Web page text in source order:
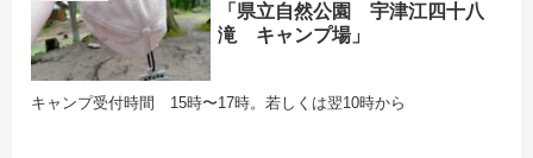
「県立自然公園 宇津江四十八
滝 キャンプ場」
キャンプ受付時間 15時〜17時。若しくは翌10時から